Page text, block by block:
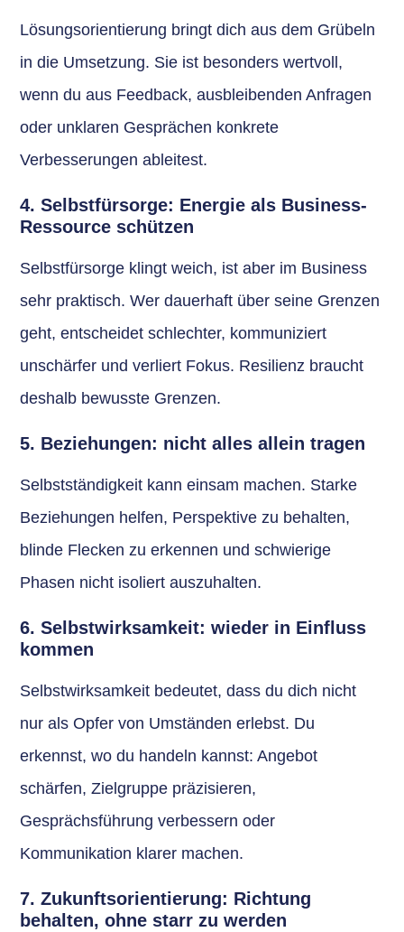
Lösungsorientierung bringt dich aus dem Grübeln
in die Umsetzung. Sie ist besonders wertvoll,
wenn du aus Feedback, ausbleibenden Anfragen
oder unklaren Gesprächen konkrete
Verbesserungen ableitest.
4. Selbstfürsorge: Energie als Business-
Ressource schützen
Selbstfürsorge klingt weich, ist aber im Business
sehr praktisch. Wer dauerhaft über seine Grenzen
geht, entscheidet schlechter, kommuniziert
unschärfer und verliert Fokus. Resilienz braucht
deshalb bewusste Grenzen.
5. Beziehungen: nicht alles allein tragen
Selbstständigkeit kann einsam machen. Starke
Beziehungen helfen, Perspektive zu behalten,
blinde Flecken zu erkennen und schwierige
Phasen nicht isoliert auszuhalten.
6. Selbstwirksamkeit: wieder in Einfluss
kommen
Selbstwirksamkeit bedeutet, dass du dich nicht
nur als Opfer von Umständen erlebst. Du
erkennst, wo du handeln kannst: Angebot
schärfen, Zielgruppe präzisieren,
Gesprächsführung verbessern oder
Kommunikation klarer machen.
7. Zukunftsorientierung: Richtung
behalten, ohne starr zu werden